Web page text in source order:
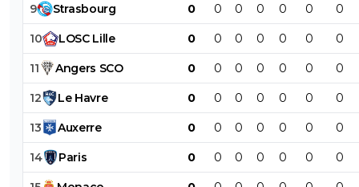
9 Strasbourg 0 0 0 0 0 0 0
10 LOSC Lille 0 0 0 0 0 0 0
11 Angers SCO 0 0 0 0 0 0 0
12 Le Havre 0 0 0 0 0 0 0
13 Auxerre 0 0 0 0 0 0 0
14 Paris 0 0 0 0 0 0 0